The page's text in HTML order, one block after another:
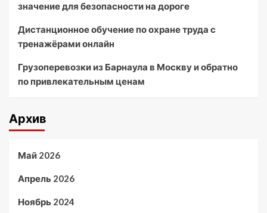
значение для безопасности на дороге
Дистанционное обучение по охране труда с
тренажёрами онлайн
Грузоперевозки из Барнаула в Москву и обратно
по привлекательным ценам
Архив
Май 2026
Апрель 2026
Ноябрь 2024